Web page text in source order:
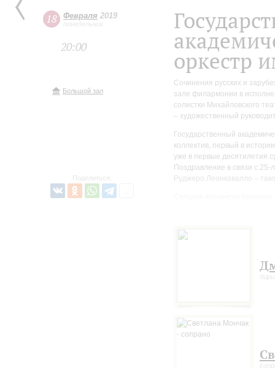
18 Февраля 2019
понедельник
20:00
Большой зал
Поделиться:
оркестр
Сочинения русских и
зале филармонии в
солистки Михайловского
– художественный
Государственный
коллектив, первый в
уже в первые десятилетия
Поздравление в связи с
Руджеро Леонкавалло –
программы любой